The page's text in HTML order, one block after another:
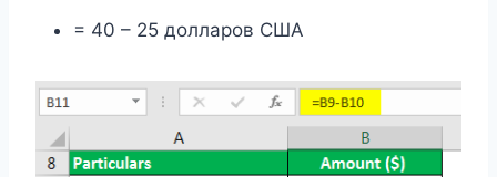
= 40 – 25 долларов США